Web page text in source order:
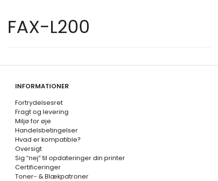
FAX-L200
INFORMATIONER
Fortrydelsesret
Fragt og levering
Miljø for øje
Handelsbetingelser
Hvad er kompatible?
Oversigt
Sig ”nej” til opdateringer din printer
Certificeringer
Toner- & Blækpatroner